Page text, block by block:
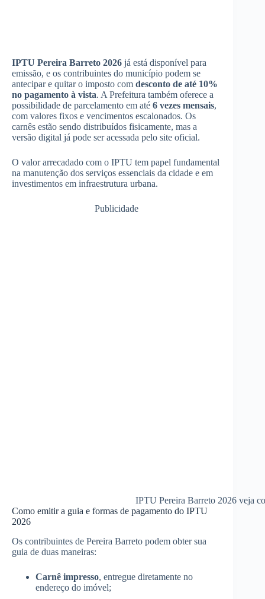
IPTU Pereira Barreto 2026 já está disponível para
emissão, e os contribuintes do município podem se
antecipar e quitar o imposto com desconto de até 10%
no pagamento à vista. A Prefeitura também oferece a
possibilidade de parcelamento em até 6 vezes mensais,
com valores fixos e vencimentos escalonados. Os
carnês estão sendo distribuídos fisicamente, mas a
versão digital já pode ser acessada pelo site oficial.
O valor arrecadado com o IPTU tem papel fundamental
na manutenção dos serviços essenciais da cidade e em
investimentos em infraestrutura urbana.
Publicidade
IPTU Pereira Barreto 2026 veja
Como emitir a guia e formas de pagamento do IPTU
2026
Os contribuintes de Pereira Barreto podem obter sua
guia de duas maneiras:
Carnê impresso, entregue diretamente no
endereço do imóvel;